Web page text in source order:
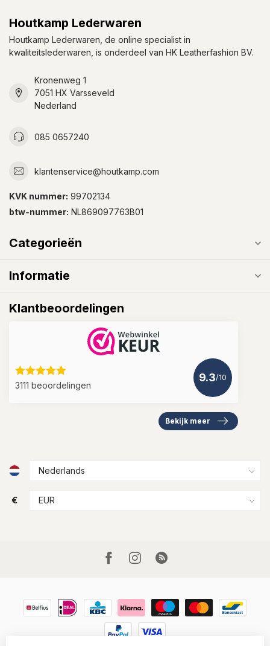
Houtkamp Lederwaren
Houtkamp Lederwaren, de online specialist in
kwaliteitslederwaren, is onderdeel van HK Leatherfashion BV.
Kronenweg 1
7051 HX Varsseveld
Nederland
085 0657240
klantenservice@houtkamp.com
KVK nummer: 99702134
btw-nummer: NL869097763B01
Categorieën
Informatie
Klantbeoordelingen
3111 beoordelingen
9.3/10
Bekijk meer
€